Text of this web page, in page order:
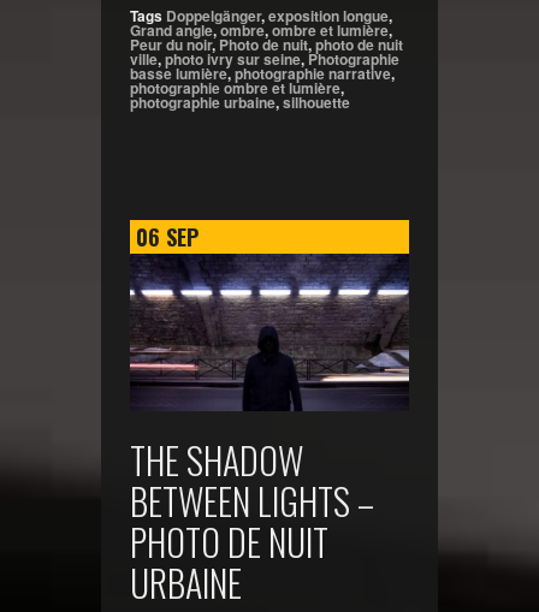
Tags Doppelgänger,exposition longue,
Grand angle,ombre,ombre et lumière,
Peur du noir,Photo de nuit,photo de nuit
ville,photo ivry sur seine,Photographie
basse lumière,photographie narrative,
photographie ombre et lumière,
photographie urbaine,silhouette
06 SEP
THE SHADOW
BETWEEN LIGHTS –
PHOTO DE NUIT
URBAINE